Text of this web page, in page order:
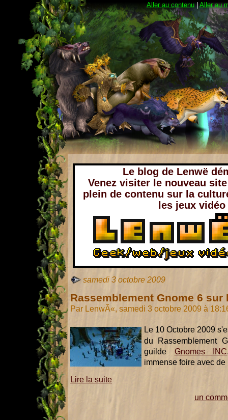
Aller au contenu|Aller au
Le blog de Lenwë
Venez visiter le nouveau
plein de contenu sur la
les jeux vidéo
samedi 3 octobre 2009
Rassemblement Gnome 6 sur
Par LenwÃ«, samedi 3 octobre 2009 à
Le 10 Octobre 2009
du Rassemblement
guilde Gnomes INC
immense foire avec
Lire la suite
un